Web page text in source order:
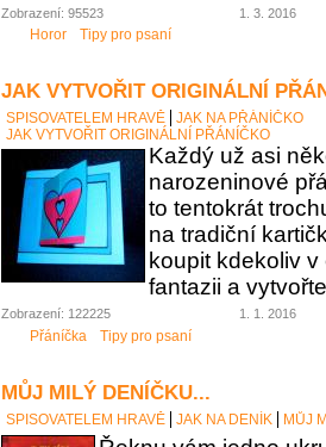
Zobrazení: 95523 1. 3. 2016
Horor Tipy pro psaní
JAK VYTVOŘIT ORIGINÁLNÍ
SPISOVATELEM HRAVĚ
JAK NA PŘÁNÍČKO
JAK VYTVOŘIT ORIGINÁLNÍ PŘÁNÍČKO
Každý už asi
narozeninové
to tentokrát
na tradiční
koupit kdekoliv
fantazii a
Zobrazení: 122225 1. 1. 2016
Přáníčka Tipy pro psaní
MŮJ MILÝ DENÍČKU...
SPISOVATELEM HRAVĚ JAK NA DENÍK MŮJ